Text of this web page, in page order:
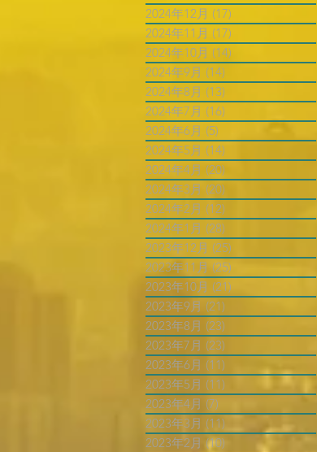
2024年12月 (17)
2024年11月 (17)
2024年10月 (14)
2024年9月 (14)
2024年8月 (13)
2024年7月 (16)
2024年6月 (5)
2024年5月 (14)
2024年4月 (20)
2024年3月 (20)
2024年2月 (12)
2024年1月 (28)
2023年12月 (25)
2023年11月 (25)
2023年10月 (21)
2023年9月 (21)
2023年8月 (23)
2023年7月 (23)
2023年6月 (11)
2023年5月 (11)
2023年4月 (7)
2023年3月 (11)
2023年2月 (10) 10 篇文章